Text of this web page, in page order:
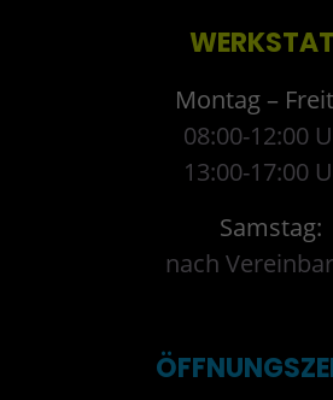
Montag –
08:00-12:00
13:00-17:00
Samstag:
nach